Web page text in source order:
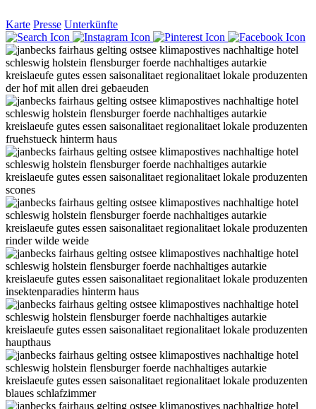
Karte Presse Unterkünfte